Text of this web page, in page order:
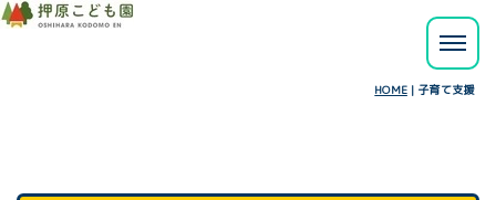
HOME| 子育て支援